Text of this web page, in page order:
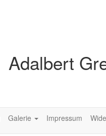
Adalbert
Galerie Impressum